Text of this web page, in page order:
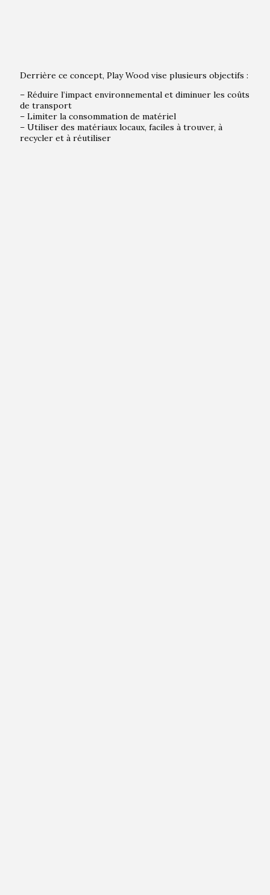
Derrière ce concept, Play Wood vise plusieurs objectifs :
– Réduire l’impact environnemental et diminuer les coûts
de transport
– Limiter la consommation de matériel
– Utiliser des matériaux locaux, faciles à trouver, à
recycler et à réutiliser